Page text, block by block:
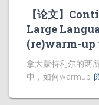
【论文】
Large
(re)warm-up
拿大蒙特利尔的两
中，如何warmup